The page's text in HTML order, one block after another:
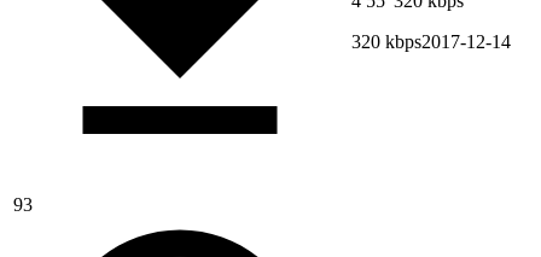
93
320 kbps2017-12-14